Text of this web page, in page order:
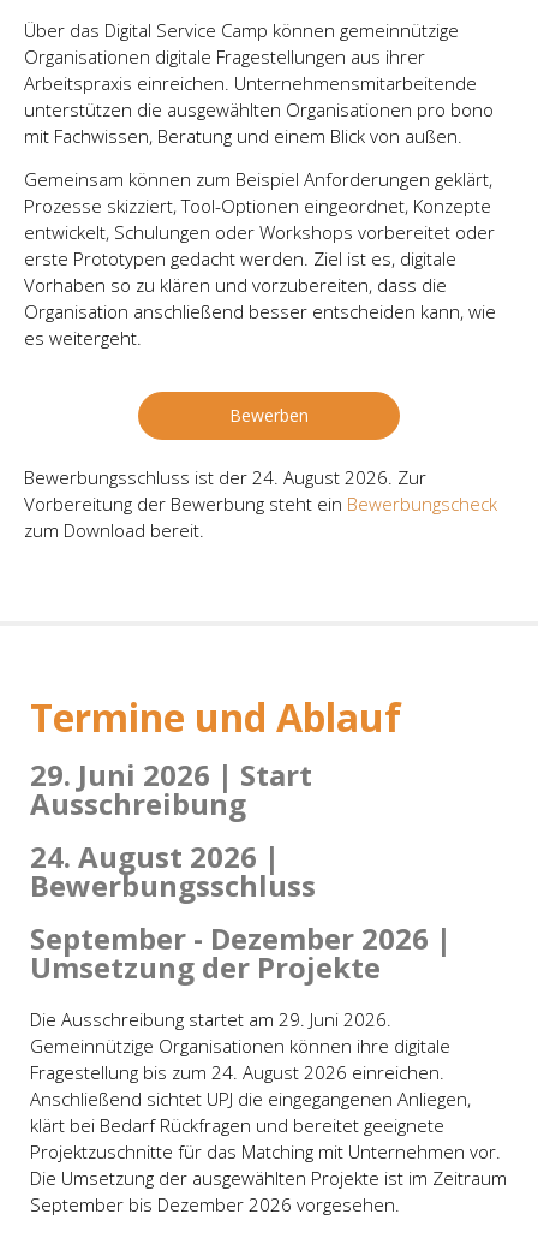
Über das Digital Service Camp können gemeinnützige
Organisationen digitale Fragestellungen aus ihrer
Arbeitspraxis einreichen. Unternehmensmitarbeitende
unterstützen die ausgewählten Organisationen pro bono
mit Fachwissen, Beratung und einem Blick von außen.
Gemeinsam können zum Beispiel Anforderungen geklärt,
Prozesse skizziert, Tool-Optionen eingeordnet, Konzepte
entwickelt, Schulungen oder Workshops vorbereitet oder
erste Prototypen gedacht werden. Ziel ist es, digitale
Vorhaben so zu klären und vorzubereiten, dass die
Organisation anschließend besser entscheiden kann, wie
es weitergeht.
Bewerben
Bewerbungsschluss ist der 24. August 2026. Zur
Vorbereitung der Bewerbung steht ein Bewerbungscheck
zum Download bereit.
Termine und Ablauf
29. Juni 2026 | Start
Ausschreibung
24. August 2026 |
Bewerbungsschluss
September - Dezember 2026 |
Umsetzung der Projekte
Die Ausschreibung startet am 29. Juni 2026.
Gemeinnützige Organisationen können ihre digitale
Fragestellung bis zum 24. August 2026 einreichen.
Anschließend sichtet UPJ die eingegangenen Anliegen,
klärt bei Bedarf Rückfragen und bereitet geeignete
Projektzuschnitte für das Matching mit Unternehmen vor.
Die Umsetzung der ausgewählten Projekte ist im Zeitraum
September bis Dezember 2026 vorgesehen.